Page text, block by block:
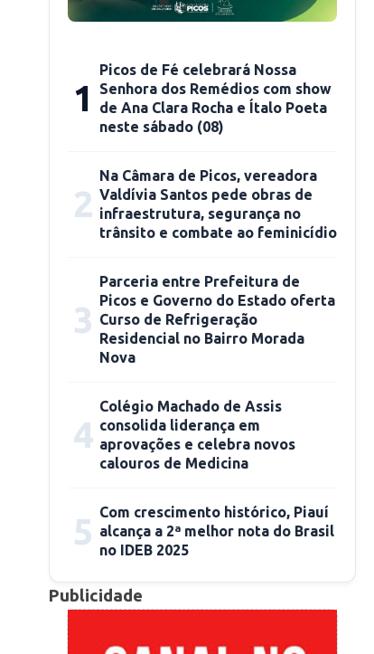
1
Picos de Fé celebrará Nossa
Senhora dos Remédios com show
de Ana Clara Rocha e Ítalo Poeta
neste sábado (08)
2
Na Câmara de Picos, vereadora
Valdívia Santos pede obras de
infraestrutura, segurança no
trânsito e combate ao feminicídio
3
Parceria entre Prefeitura de
Picos e Governo do Estado oferta
Curso de Refrigeração
Residencial no Bairro Morada
Nova
4
Colégio Machado de Assis
consolida liderança em
aprovações e celebra novos
calouros de Medicina
5 Com crescimento histórico, Piauí
alcança a 2ª melhor nota do Brasil
no IDEB 2025
Publicidade